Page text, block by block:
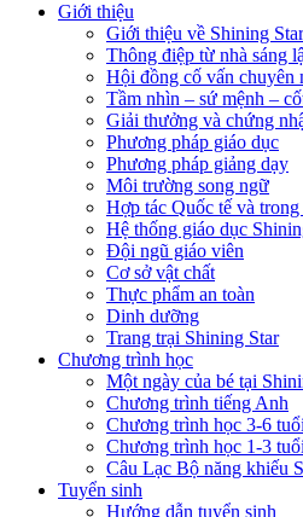
Giới thiệu
Giới thiệu về Shining Star
Thông điệp từ nhà sáng
Hội đồng cố vấn chuyên
Tầm nhìn – sứ mệnh –
Giải thưởng và chứng
Phương pháp giáo dục
Phương pháp giảng dạy
Môi trường song ngữ
Hợp tác Quốc tế và
Hệ thống giáo dục
Đội ngũ giáo viên
Cơ sở vật chất
Thực phẩm an toàn
Dinh dưỡng
Trang trại Shining Star
Chương trình học
Một ngày của bé tại
Chương trình tiếng Anh
Chương trình học 3-6 tuổi
Chương trình học 1-3 tuổi
Câu Lạc Bộ năng khiếu
Tuyển sinh
Hướng dẫn tuyển sinh